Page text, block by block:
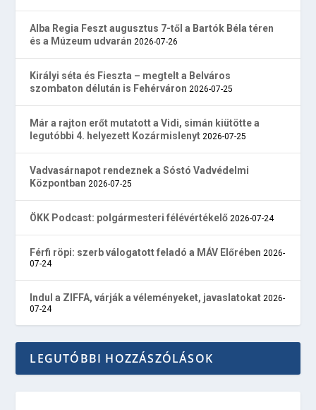
Alba Regia Feszt augusztus 7-től a Bartók Béla téren
és a Múzeum udvarán 2026-07-26
Királyi séta és Fieszta – megtelt a Belváros
szombaton délután is Fehérváron 2026-07-25
Már a rajton erőt mutatott a Vidi, simán kiütötte a
legutóbbi 4. helyezett Kozármislenyt 2026-07-25
Vadvasárnapot rendeznek a Sóstó Vadvédelmi
Központban 2026-07-25
ÖKK Podcast: polgármesteri félévértékelő 2026-07-24
Férfi röpi: szerb válogatott feladó a MÁV Előrében 2026-
07-24
Indul a ZIFFA, várják a véleményeket, javaslatokat 2026-
07-24
LEGUTÓBBI HOZZÁSZÓLÁSOK